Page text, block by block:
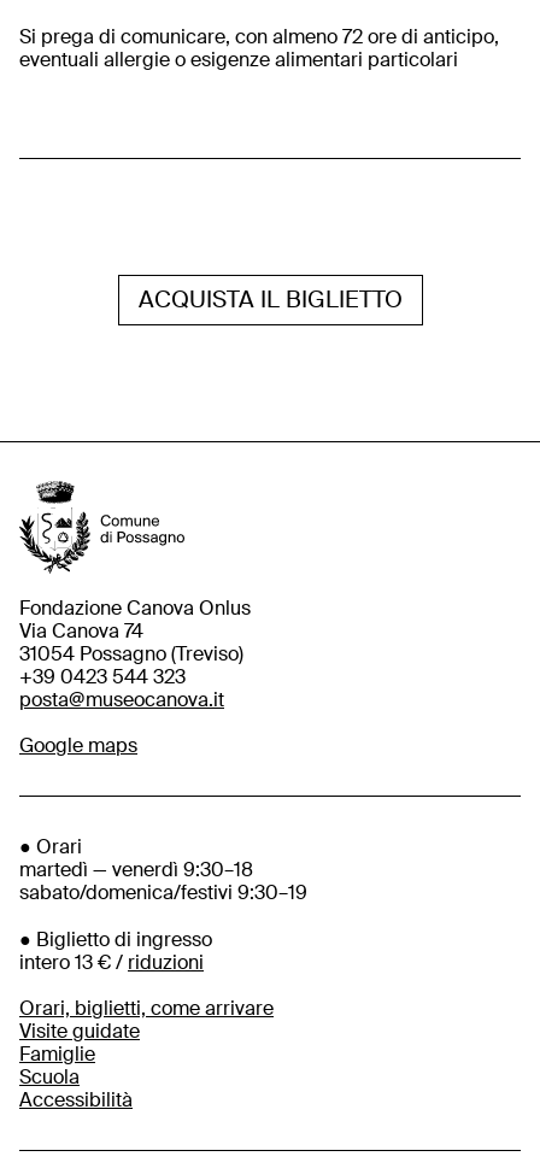
Si prega di comunicare, con almeno 72 ore di anticipo,
eventuali allergie o esigenze alimentari particolari
ACQUISTA IL BIGLIETTO
Fondazione Canova Onlus
Via Canova 74
31054 Possagno (Treviso)
+39 0423 544 323
posta@museocanova.it
Google maps
● Orari
martedì — venerdì 9:30–18
sabato/domenica/festivi 9:30–19
● Biglietto di ingresso
intero 13 € / riduzioni
Orari, biglietti, come arrivare
Visite guidate
Famiglie
Scuola
Accessibilità